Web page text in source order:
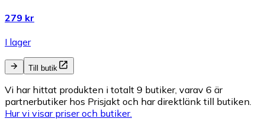
279 kr
I lager
Till butik
Vi har hittat produkten i totalt 9 butiker, varav 6 är
partnerbutiker hos Prisjakt och har direktlänk till butiken.
Hur vi visar priser och butiker.